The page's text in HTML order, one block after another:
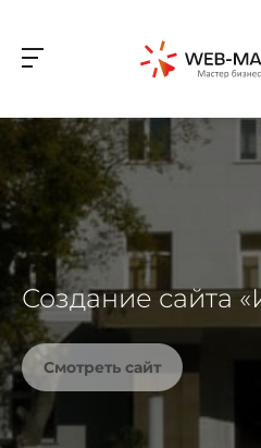
Создание сайта
Смотреть сайт